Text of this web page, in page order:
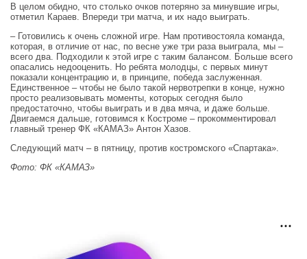
В целом обидно, что столько очков потеряно за минувшие игры,
отметил Караев. Впереди три матча, и их надо выиграть.
– Готовились к очень сложной игре. Нам противостояла команда,
которая, в отличие от нас, по весне уже три раза выиграла, мы –
всего два. Подходили к этой игре с таким балансом. Больше всего
опасались недооценить. Но ребята молодцы, с первых минут
показали концентрацию и, в принципе, победа заслуженная.
Единственное – чтобы не было такой нервотрепки в конце, нужно
просто реализовывать моменты, которых сегодня было
предостаточно, чтобы выиграть и в два мяча, и даже больше.
Двигаемся дальше, готовимся к Костроме – прокомментировал
главный тренер ФК «КАМАЗ» Антон Хазов.
Следующий матч – в пятницу, против костромского «Спартака».
Фото: ФК «КАМАЗ»